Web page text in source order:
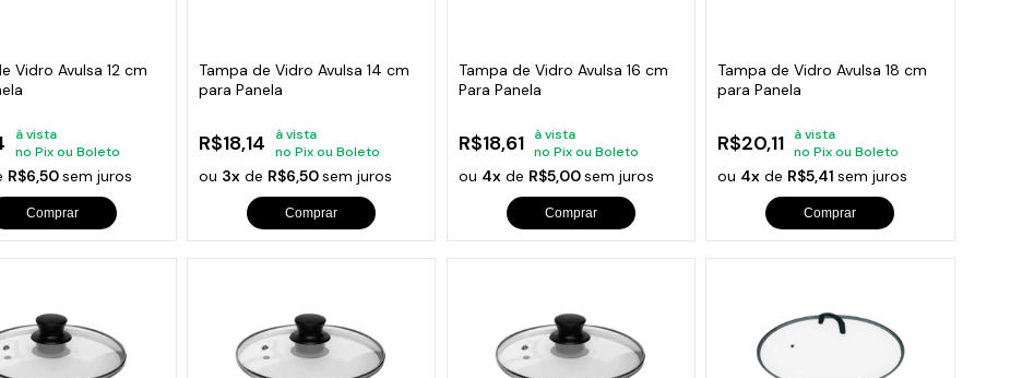
Ver Tudo
Vidro Avulsa 12 cm
à vista
no Pix ou Boleto
R$6,50sem juros
Comprar
Tampa de Vidro Avulsa 14 cm
para Panela
R$18,14
à vista
no Pix ou Boleto
ou 3x de R$6,50sem juros
Comprar
Tampa de Vidro Avulsa 16 cm
Para Panela
R$18,61
à vista
no Pix ou Boleto
ou 4xde R$5,00sem juros
Comprar
Tampa de Vidro Avulsa 18 cm
para Panela
R$20,11
à vista
no Pix ou Boleto
ou 4x de R$5,41sem juros
Comprar